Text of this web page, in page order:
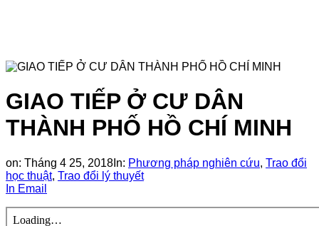
GIAO TIẾP Ở CƯ DÂN
THÀNH PHỐ HỒ CHÍ MINH
on: Tháng 4 25, 2018 In: Phương pháp nghiên cứu, Trao đổi
học thuật, Trao đổi lý thuyết
In Email